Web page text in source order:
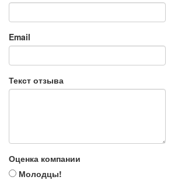
Email
Текст отзыва
Оценка компании
Молодцы!